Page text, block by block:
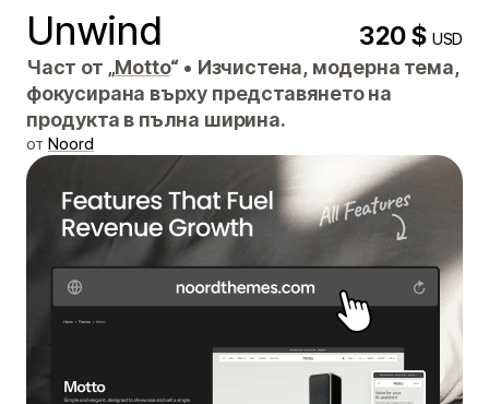
Unwind 320 $USD
Част от „Motto“ • Изчистена, модерна тема,
фокусирана върху представянето на
продукта в пълна ширина.
от Noord